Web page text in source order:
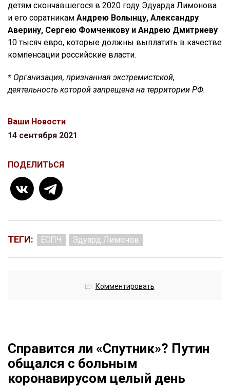
детям скончавшегося в 2020 году Эдуарда Лимонова
и его соратникам Андрею Волынцу, Александру
Аверину, Сергею Фомченкову и Андрею Дмитриеву
10 тысяч евро, которые должны выплатить в качестве
компенсации российские власти.
* Организация, признанная экстремистской,
деятельность которой запрещена на территории РФ.
Ваши Новости
14 сентября 2021
ПОДЕЛИТЬСЯ
ТЕГИ: ЕСПЧ Эдуард Лимонов
Комментировать
Справится ли «Спутник»? Путин
общался с больным
коронавирусом целый день